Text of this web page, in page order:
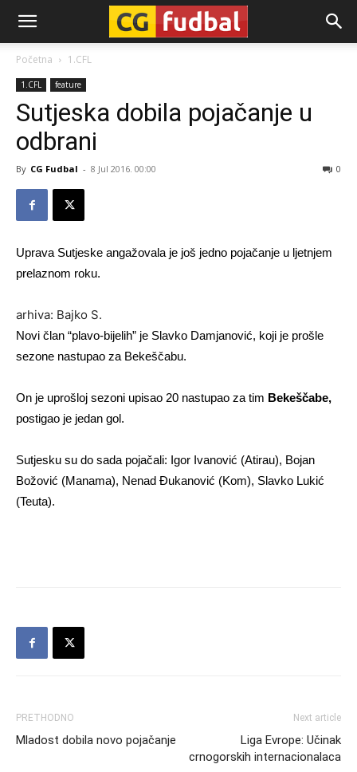
CG-
Fudbal
Početna 1.CFL
1.CFL feature
Sutjeska dobila pojačanje u
odbrani
By CG Fudbal - 8 Jul 2016. 00:00 0
Uprava Sutjeske angažovala je još jedno pojačanje u ljetnjem
prelaznom roku.
arhiva: Bajko S.
Novi član “plavo-bijelih” je Slavko Damjanović, koji je prošle
sezone nastupao za Bekeščabu.
On je uprošloj sezoni upisao 20 nastupao za tim Bekeščabe,
postigao je jedan gol.
Sutjesku su do sada pojačali: Igor Ivanović (Atirau), Bojan
Božović (Manama), Nenad Đukanović (Kom), Slavko Lukić
(Teuta).
PRETHODNO
Mladost dobila novo pojačanje
Next article
Liga Evrope: Učinak
crnogorskih internacionalaca